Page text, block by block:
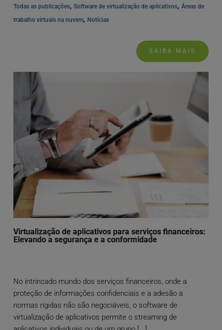
Todas as publicações, Software de virtualização de aplicativos, Áreas de
trabalho virtuais na nuvem, Notícias
SAIBA MAIS
Virtualização de aplicativos para serviços financeiros:
Elevando a segurança e a conformidade
No intrincado mundo dos serviços financeiros, onde a
proteção de informações confidenciais e a adesão a
normas rígidas não são negociáveis, o software de
virtualização de aplicativos permite o streaming de